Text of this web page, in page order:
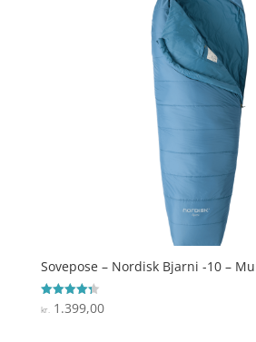
Sovepose – Nordisk Bjarni -10 –
Vurderet
4.3
kr. 1.399,00